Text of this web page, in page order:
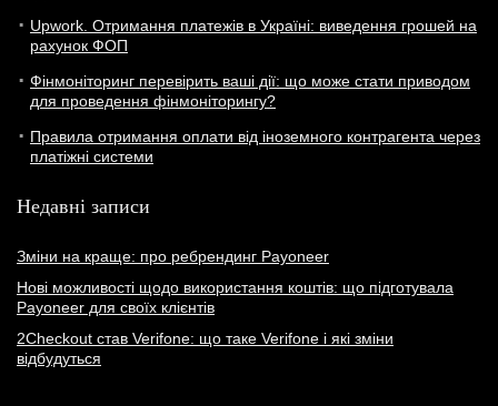
Upwork. Отримання платежів в Україні: виведення грошей на
рахунок ФОП
Фінмоніторинг перевірить ваші дії: що може стати приводом
для проведення фінмоніторингу?
Правила отримання оплати від іноземного контрагента через
платіжні системи
Недавні записи
Зміни на краще: про ребрендинг Payoneer
Нові можливості щодо використання коштів: що підготувала
Payoneer для своїх клієнтів
2Checkout став Verifone: що таке Verifone і які зміни
відбудуться